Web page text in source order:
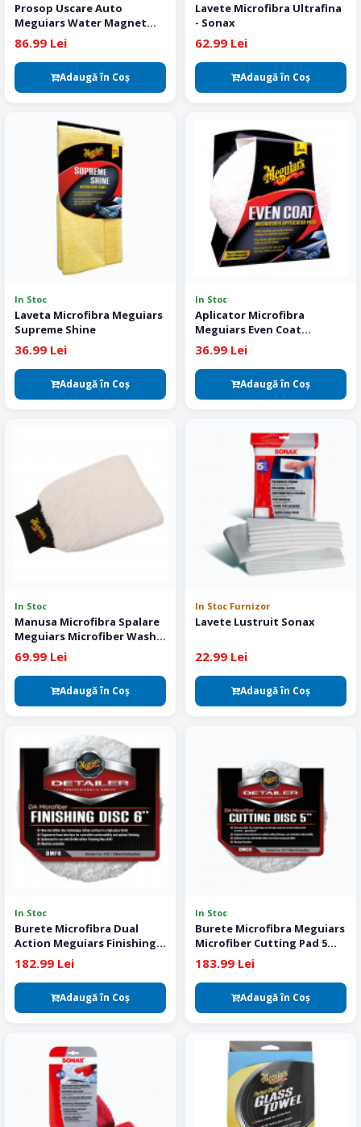
Prosop Uscare Auto
Meguiars Water Magnet
70x55cm
86.99 Lei
Adaugă în Coş
Lavete Microfibra Ultrafina
- Sonax
62.99 Lei
Adaugă în Coş
In Stoc
Laveta Microfibra Meguiars
Supreme Shine
36.99 Lei
Adaugă în Coş
In Stoc
Aplicator Microfibra
Meguiars Even Coat
Aplicator pack 2 buc
36.99 Lei
Adaugă în Coş
In Stoc
Manusa Microfibra Spalare
Meguiars Microfiber Wash
Mitt
69.99 Lei
Adaugă în Coş
In Stoc Furnizor
Lavete Lustruit Sonax
22.99 Lei
Adaugă în Coş
In Stoc
Burete Microfibra Dual
Action Meguiars Finishing
Disc 150 mm - 2 buc
182.99 Lei
Adaugă în Coş
In Stoc
Burete Microfibra Meguiars
Microfiber Cutting Pad 5
Inch 2 buc
183.99 Lei
Adaugă în Coş